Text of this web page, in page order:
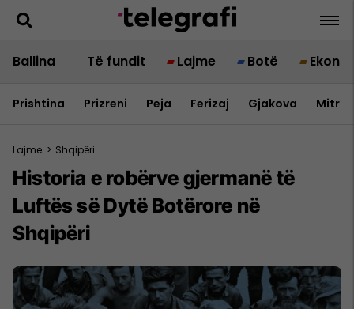
Ballina Të fundit Lajme Botë
Prishtina Prizreni Peja Ferizaj Gjakova
Lajme > Shqipëri
Historia e robërve gjermanë të
Luftës së Dytë Botërore në
Shqipëri